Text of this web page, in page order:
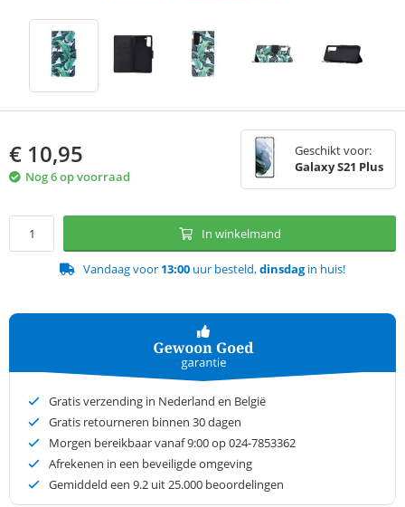
€ 10,95
Nog 6 op voorraad
Geschikt voor:
Galaxy S21 Plus
In winkelmand
Vandaag voor 13:00 uur besteld,dinsdagin huis!
Gratis verzending in Nederland en België
Gratis retourneren binnen 30 dagen
Morgen bereikbaar vanaf 9:00 op 024-7853362
Afrekenen in een beveiligde omgeving
Gemiddeld een 9.2 uit 25.000 beoordelingen